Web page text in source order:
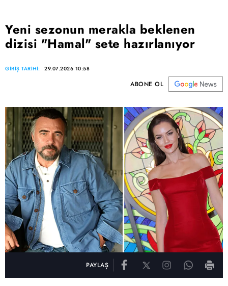
Yeni sezonun merakla beklenen
dizisi "Hamal" sete hazırlanıyor
GİRİŞ TARİHİ: 29.07.2026 10:58
ABONE OL
PAYLAŞ